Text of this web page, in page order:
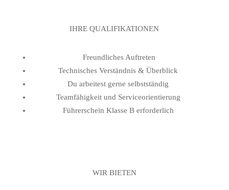
IHRE QUALIFIKATIONEN
Freundliches Auftreten
Technisches Verständnis & Überblick
Du arbeitest gerne selbstständig
Teamfähigkeit und Serviceorientierung
Führerschein Klasse B erforderlich
WIR BIETEN